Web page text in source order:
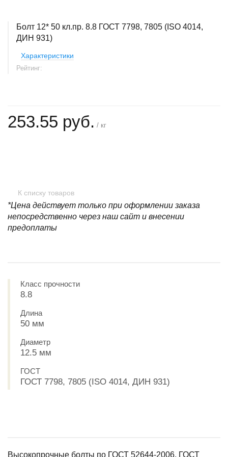
Болт 12* 50 кл.пр. 8.8 ГОСТ 7798, 7805 (ISO 4014,
ДИН 931)
Характеристики
Рейтинг:
253.55 руб. / кг
К списку товаров
*Цена действует только при оформлении заказа
непосредственно через наш сайт и внесении
предоплаты
Класс прочности
8.8
Длина
50 мм
Диаметр
12.5 мм
ГОСТ
ГОСТ 7798, 7805 (ISO 4014, ДИН 931)
Высокопрочные болты по ГОСТ 52644-2006, ГОСТ